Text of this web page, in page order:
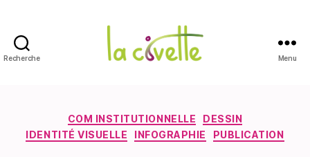
Recherche Menu
Catégories
COM INSTITUTIONNELLE
DESSIN
IDENTITÉ VISUELLE
INFOGRAPHIE PUBLICATION